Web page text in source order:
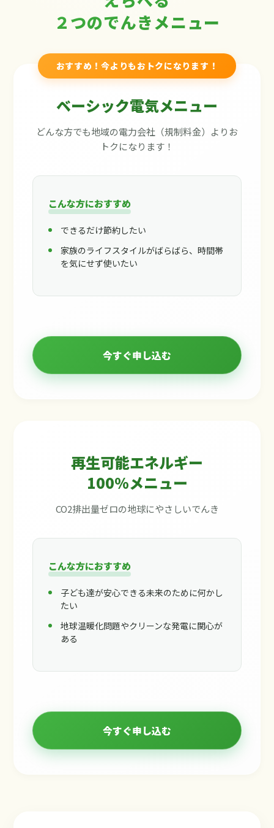
２つのでんきメニュー
おすすめ！今よりもおトクになります！
ベーシック電気メニュー
どんな方でも地域の電力会社（規制料金）よりお
トクになります！
こんな方におすすめ
できるだけ節約したい
家族のライフスタイルがばらばら、時間帯
を気にせず使いたい
今すぐ申し込む
再生可能エネルギー
100%メニュー
CO2排出量ゼロの地球にやさしいでんき
こんな方におすすめ
子ども達が安心できる未来のために何かし
たい
地球温暖化問題やクリーンな発電に関心が
ある
今すぐ申し込む